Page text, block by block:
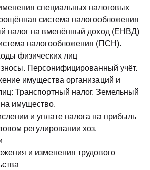
специальных налоговых
система налогообложения
налог на вменённый доход (ЕНВД)
налогообложения (ПСН).
физических лиц
Персонифицированный учёт.
имущества организаций и
Транспортный налог. Земельный
имущество.
и уплате налога на прибыль
регулировании хоз.
и изменения трудового